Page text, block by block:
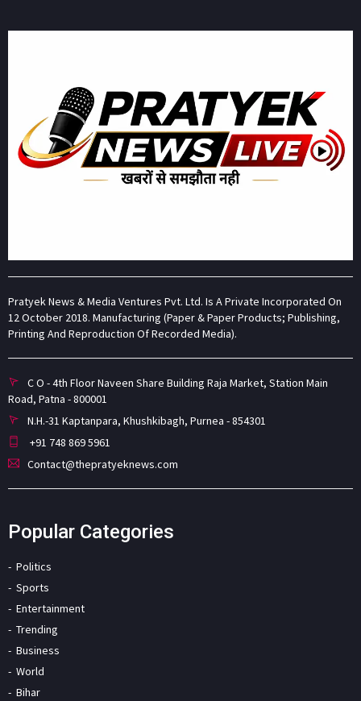
Pratyek News & Media Ventures Pvt. Ltd. Is A Private Incorporated On
12 October 2018. Manufacturing (Paper & Paper Products; Publishing,
Printing And Reproduction Of Recorded Media).
C O - 4th Floor Naveen Share Building Raja Market, Station Main
Road, Patna - 800001
N.H.-31 Kaptanpara, Khushkibagh, Purnea - 854301
+91 748 869 5961
Contact@thepratyeknews.com
Popular Categories
Politics
Sports
Entertainment
Trending
Business
World
Bihar